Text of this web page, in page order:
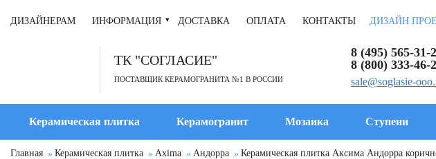
ДИЗАЙНЕРАМ ИНФОРМАЦИЯ ДОСТАВКА ОПЛАТА КОНТАКТЫ ДИЗАЙН
ТК "СОГЛАСИЕ"
ПОСТАВЩИК КЕРАМОГРАНИТА №1 В РОССИИ
8 (495) 565-31-
8 (800) 333-46-
sale@soglasie-
Керамическая плитка Керамогранит Мозаика Ступени
Главная Керамическая плитка Axima Андорра Керамическая плитка Аксима Андорра